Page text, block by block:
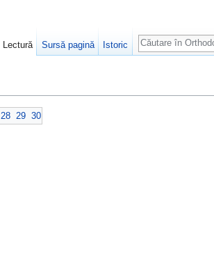
28 29 30
Lectură Sursă pagină Istoric
Căutare